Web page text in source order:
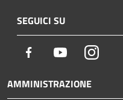
SEGUICI SU
Facebook Youtube
AMMINISTRAZIONE